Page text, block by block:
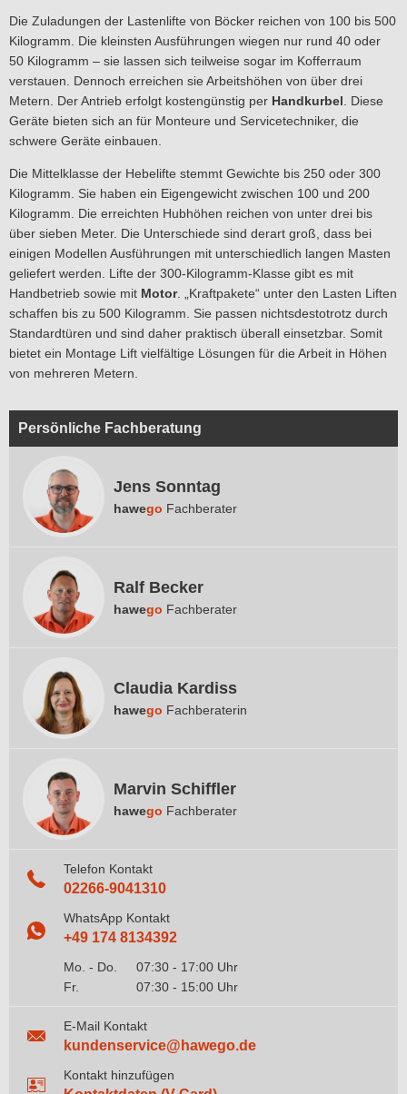
Persönliche Fachberatung
Jens Sonntag
hawego Fachberater
Ralf Becker
hawego Fachberater
Claudia Kardiss
hawego Fachberaterin
Marvin Schiffler
hawego Fachberater
Telefon Kontakt
02266-9041310
WhatsApp Kontakt
+49 174 8134392
Mo. - Do.
07:30 - 17:00 Uhr
Fr.
07:30 - 15:00 Uhr
E-Mail Kontakt
kundenservice@hawego.de
Kontakt hinzufügen
Die Zuladungen der Lastenlifte von Böcker reichen von 100 bis 500
Kilogramm. Die kleinsten Ausführungen wiegen nur rund 40 oder
50 Kilogramm – sie lassen sich teilweise sogar im Kofferraum
verstauen. Dennoch erreichen sie Arbeitshöhen von über drei
Metern. Der Antrieb erfolgt kostengünstig per Handkurbel . Diese
Geräte bieten sich an für Monteure und Servicetechniker, die
schwere Geräte einbauen.
Die Mittelklasse der Hebelifte stemmt Gewichte bis 250 oder 300
Kilogramm. Sie haben ein Eigengewicht zwischen 100 und 200
Kilogramm. Die erreichten Hubhöhen reichen von unter drei bis
über sieben Meter. Die Unterschiede sind derart groß, dass bei
einigen Modellen Ausführungen mit unterschiedlich langen Masten
geliefert werden. Lifte der 300-Kilogramm-Klasse gibt es mit
Handbetrieb sowie mit Motor. „Kraftpakete“ unter den Lasten Liften
schaffen bis zu 500 Kilogramm. Sie passen nichtsdestotrotz durch
Standardtüren und sind daher praktisch überall einsetzbar. Somit
bietet ein Montage Lift vielfältige Lösungen für die Arbeit in Höhen
von mehreren Metern.